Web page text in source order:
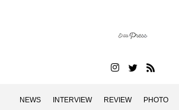
NEWS INTERVIEW REVIEW PHOTO